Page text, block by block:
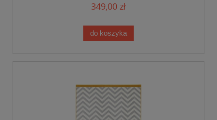
349,00 zł
do koszyka